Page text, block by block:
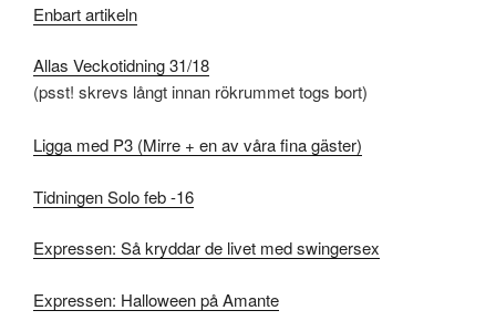
Enbart artikeln
Allas Veckotidning 31/18
(psst! skrevs långt innan rökrummet togs bort)
Ligga med P3 (Mirre + en av våra fina gäster)
Tidningen Solo feb -16
Expressen: Så kryddar de livet med swingersex
Expressen: Halloween på Amante